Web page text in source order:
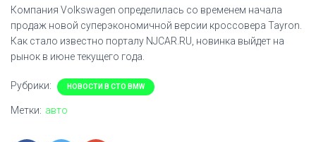
Компания Volkswagen определилась со временем начала
продаж новой суперэкономичной версии кроссовера Tayron.
Как стало известно порталу NJCAR.RU, новинка выйдет на
рынок в июне текущего года.
Рубрики: НОВОСТИ В СТО BMW
Метки: авто